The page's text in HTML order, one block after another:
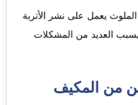
يعمل على نشر الأتربة
العديد من المشكلات